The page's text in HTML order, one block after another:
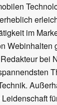
im
Webinhalten
bei